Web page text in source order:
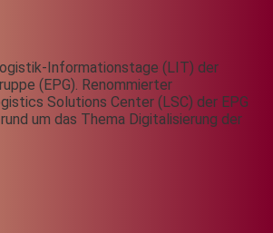
Informationstage (LIT) der
(EPG). Renommierter
Solutions Center (LSC) der EPG
um das Thema Digitalisierung der